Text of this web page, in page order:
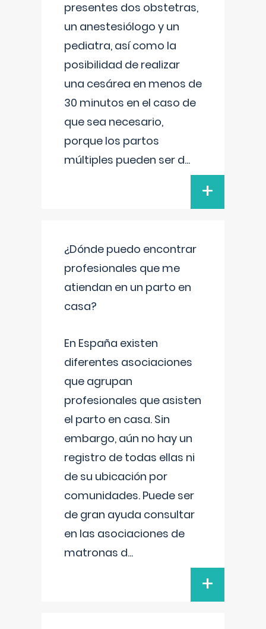
presentes dos obstetras,
un anestesiólogo y un
pediatra, así como la
posibilidad de realizar
una cesárea en menos de
30 minutos en el caso de
que sea necesario,
porque los partos
múltiples pueden ser d...
+
¿Dónde puedo encontrar
profesionales que me
atiendan en un parto en
casa?
En España existen
diferentes asociaciones
que agrupan
profesionales que asisten
el parto en casa. Sin
embargo, aún no hay un
registro de todas ellas ni
de su ubicación por
comunidades. Puede ser
de gran ayuda consultar
en las asociaciones de
matronas d...
+